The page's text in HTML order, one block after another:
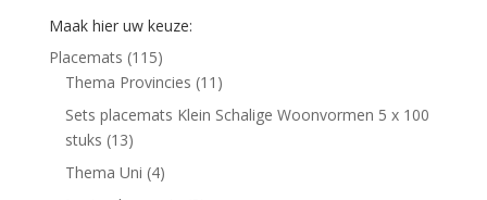
Maak hier uw keuze:
Placemats (115)
Thema Provincies (11)
Sets placemats Klein Schalige Woonvormen 5 x 100
stuks (13)
Thema Uni (4)